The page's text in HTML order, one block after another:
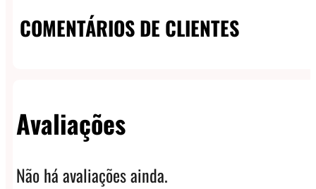
COMENTÁRIOS DE CLIENTES
Avaliações
Não há avaliações ainda.